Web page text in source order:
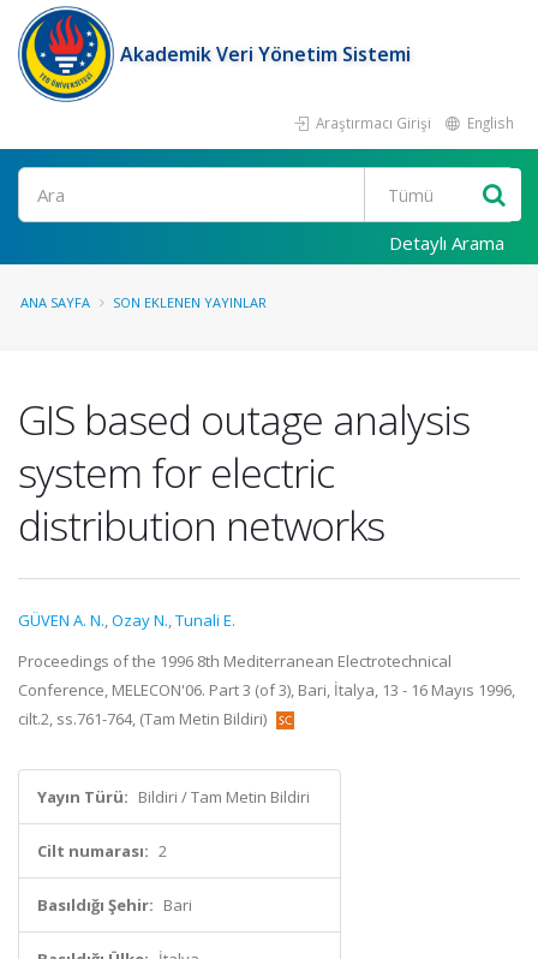
Akademik Veri Yönetim Sistemi
Araştırmacı Girişi English
Ara
Detaylı Arama
ANA SAYFA SON EKLENEN YAYINLAR
GIS based outage analysis
system for electric
distribution networks
GÜVEN A. N.,Ozay N.,Tunali E.
Proceedings of the 1996 8th Mediterranean Electrotechnical
Conference, MELECON'06. Part 3 (of 3), Bari, İtalya, 13 - 16 Mayıs 1996,
cilt.2, ss.761-764, (Tam Metin Bildiri)
Yayın Türü: Bildiri / Tam Metin Bildiri
Cilt numarası: 2
Basıldığı Şehir: Bari